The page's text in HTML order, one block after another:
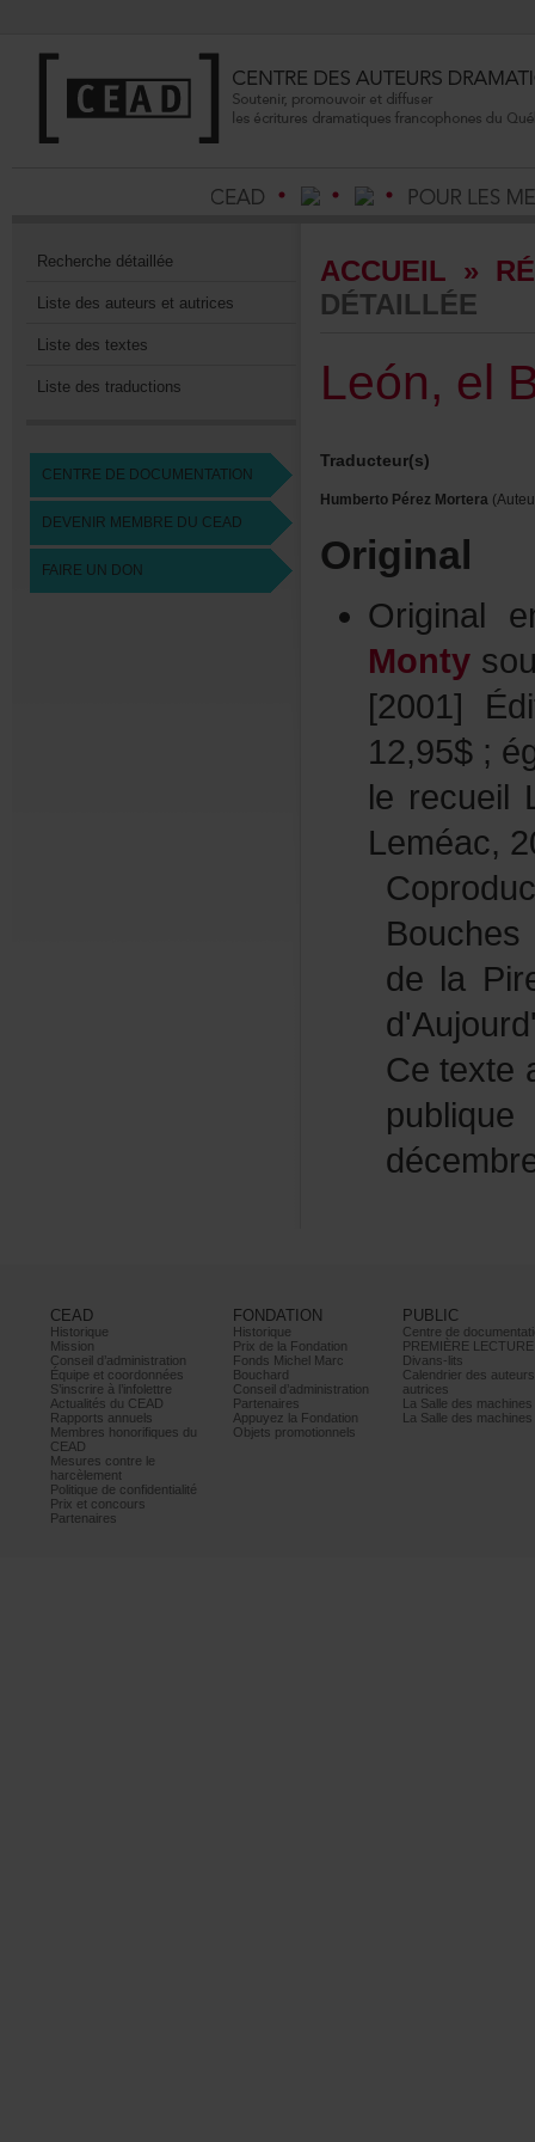
Recherchedétaillée
Listedesauteursetautrices
Listedestextes
Listedestraductions
CENTREDEDOCUMENTATION
DEVENIRMEMBREDUCEAD
FAIREUNDON
ACCUEIL »
DÉTAILLÉE
Traducteur(s)
HumbertoPérezMortera
Original
Monty
CEAD
Historique
Mission
Conseild’administration
Équipeetcoordonnées
S’inscrireàl’infolettre
ActualitésduCEAD
Rapportsannuels
Membreshonorifiquesdu
CEAD
Mesurescontrele
harcèlement
Politiquedeconfidentialité
Prixetconcours
Partenaires
FONDATION
Historique
PrixdelaFondation
FondsMichelMarc
Bouchard
Conseild’administration
Partenaires
AppuyezlaFondation
Objetspromotionnels
PUBLIC
PREMIÈRELECTURE
Divans-lits
autrices